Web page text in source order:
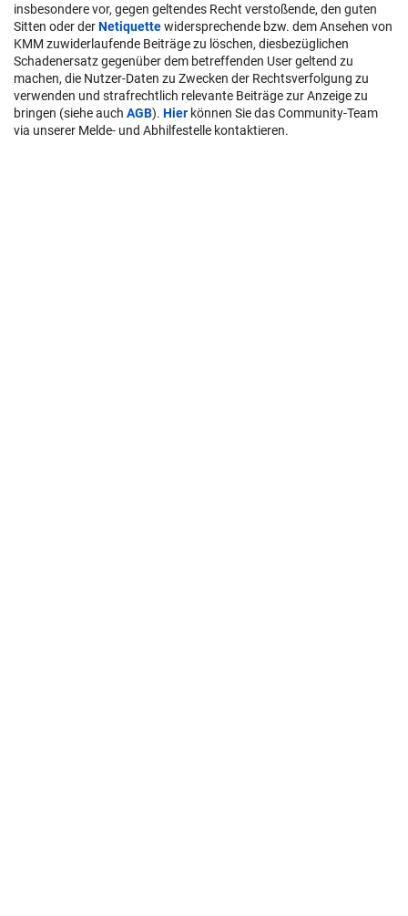
insbesondere vor, gegen geltendes Recht verstoßende, den guten
Sitten oder derNetiquettewidersprechende bzw. dem Ansehen von
KMM zuwiderlaufende Beiträge zu löschen, diesbezüglichen
Schadenersatz gegenüber dem betreffenden User geltend zu
machen, die Nutzer-Daten zu Zwecken der Rechtsverfolgung zu
verwenden und strafrechtlich relevante Beiträge zur Anzeige zu
bringen (siehe auch AGB). Hier können Sie das Community-Team
via unserer Melde- und Abhilfestelle kontaktieren.